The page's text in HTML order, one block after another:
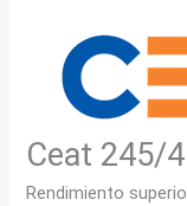
Ceat 245/
Rendimiento